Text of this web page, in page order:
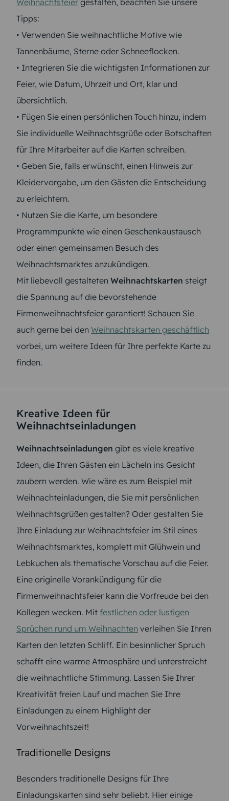
Weihnachtsfeier gestalten, beachten Sie unsere
Tipps:
• Verwenden Sie weihnachtliche Motive wie
Tannenbäume, Sterne oder Schneeflocken.
• Integrieren Sie die wichtigsten Informationen zur
Feier, wie Datum, Uhrzeit und Ort, klar und
übersichtlich.
• Fügen Sie einen persönlichen Touch hinzu, indem
Sie individuelle Weihnachtsgrüße oder Botschaften
für Ihre Mitarbeiter auf die Karten schreiben.
• Geben Sie, falls erwünscht, einen Hinweis zur
Kleidervorgabe, um den Gästen die Entscheidung
zu erleichtern.
• Nutzen Sie die Karte, um besondere
Programmpunkte wie einen Geschenkaustausch
oder einen gemeinsamen Besuch des
Weihnachtsmarktes anzukündigen.
Mit liebevoll gestalteten Weihnachtskarten steigt
die Spannung auf die bevorstehende
Firmenweihnachtsfeier garantiert! Schauen Sie
auch gerne bei den Weihnachtskarten geschäftlich
vorbei, um weitere Ideen für Ihre perfekte Karte zu
finden.
Kreative Ideen für
Weihnachtseinladungen
Weihnachtseinladungen gibt es viele kreative
Ideen, die Ihren Gästen ein Lächeln ins Gesicht
zaubern werden. Wie wäre es zum Beispiel mit
Weihnachteinladungen, die Sie mit persönlichen
Weihnachtsgrüßen gestalten? Oder gestalten Sie
Ihre Einladung zur Weihnachtsfeier im Stil eines
Weihnachtsmarktes, komplett mit Glühwein und
Lebkuchen als thematische Vorschau auf die Feier.
Eine originelle Vorankündigung für die
Firmenweihnachtsfeier kann die Vorfreude bei den
Kollegen wecken. Mit festlichen oder lustigen
Sprüchen rund um Weihnachten verleihen Sie Ihren
Karten den letzten Schliff. Ein besinnlicher Spruch
schafft eine warme Atmosphäre und unterstreicht
die weihnachtliche Stimmung. Lassen Sie Ihrer
Kreativität freien Lauf und machen Sie Ihre
Einladungen zu einem Highlight der
Vorweihnachtszeit!
Traditionelle Designs
Besonders traditionelle Designs für Ihre
Einladungskarten sind sehr beliebt. Hier einige